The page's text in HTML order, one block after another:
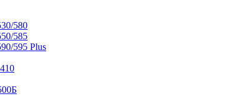
580
585
595 Plus